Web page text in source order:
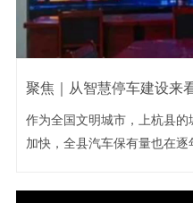
聚焦｜从智慧停车建设来
作为全国文明城市，上杭县
加快，全县汽车保有量也在逐